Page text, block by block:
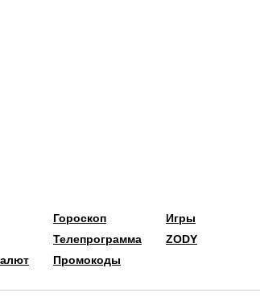
Гороскоп
Телепрограмма
Промокоды
Игры
ZODY